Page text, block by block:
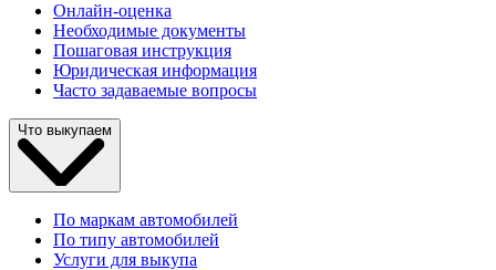
Онлайн-оценка
Необходимые документы
Пошаговая инструкция
Юридическая информация
Часто задаваемые вопросы
Что выкупаем
По маркам автомобилей
По типу автомобилей
Услуги для выкупа